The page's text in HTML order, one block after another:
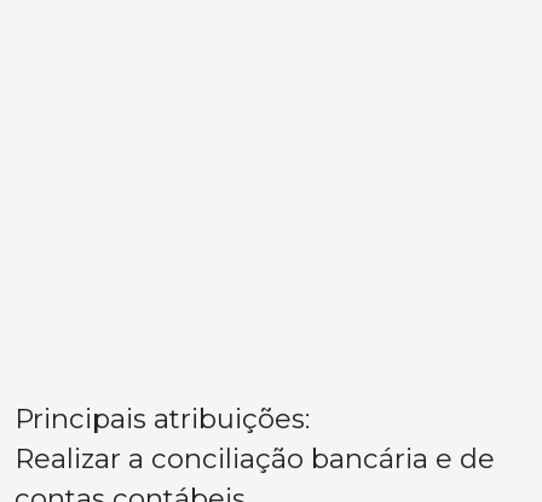
Principais atribuições:
Realizar a conciliação bancária e de